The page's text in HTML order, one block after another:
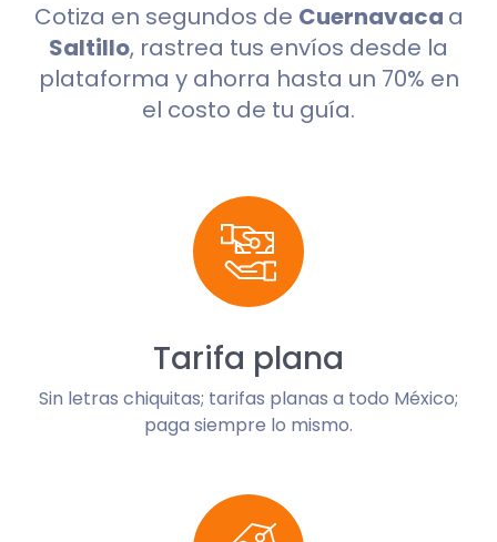
Cotiza en segundos de Cuernavaca a
Saltillo, rastrea tus envíos desde la
plataforma y ahorra hasta un 70% en
el costo de tu guía.
Tarifa plana
Sin letras chiquitas; tarifas planas a todo México;
paga siempre lo mismo.